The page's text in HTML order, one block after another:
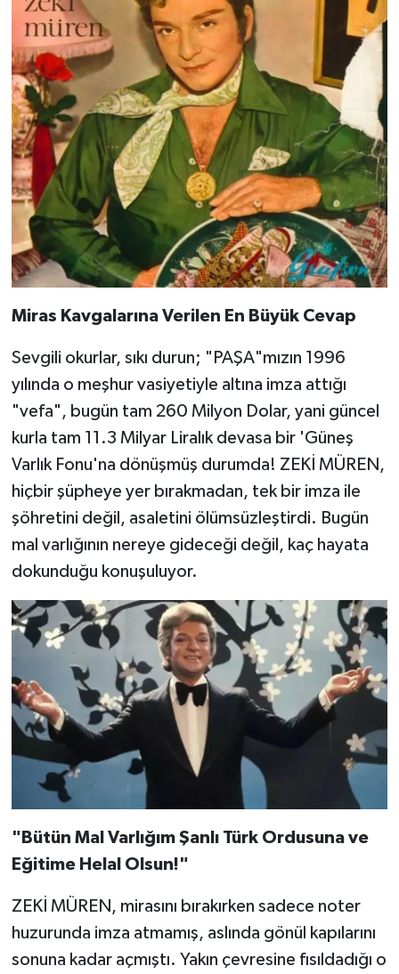
Miras Kavgalarına Verilen En Büyük Cevap
​Sevgili okurlar, sıkı durun; "PAŞA"mızın 1996
yılında o meşhur vasiyetiyle altına imza attığı
"vefa", bugün tam 260 Milyon Dolar, yani güncel
kurla tam 11.3 Milyar Liralık devasa bir 'Güneş
Varlık Fonu'na dönüşmüş durumda! ZEKİ MÜREN,
hiçbir şüpheye yer bırakmadan, tek bir imza ile
şöhretini değil, asaletini ölümsüzleştirdi. Bugün
mal varlığının nereye gideceği değil, kaç hayata
dokunduğu konuşuluyor.
​"Bütün Mal Varlığım Şanlı Türk Ordusuna ve
Eğitime Helal Olsun!"
​ZEKİ MÜREN, mirasını bırakırken sadece noter
huzurunda imza atmamış, aslında gönül kapılarını
sonuna kadar açmıştı. Yakın çevresine fısıldadığı o